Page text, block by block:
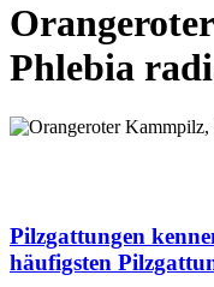
Phlebia
Pilzgattungen
häufigsten